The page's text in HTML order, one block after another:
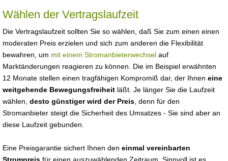
Wählen der Vertragslaufzeit
Die Vertragslaufzeit sollten Sie so wählen, daß Sie zum einen einen
moderaten Preis erzielen und sich zum anderen die Flexibilität
bewahren, um mit einem Stromanbieterwechsel auf
Marktänderungen reagieren zu können. Die im Beispiel erwähnten
12 Monate stellen einen tragfähigen Kompromiß dar, der Ihnen eine
weitgehende Bewegungsfreiheit läßt. Je länger Sie die Laufzeit
wählen, desto günstiger wird der Preis , denn für den
Stromanbieter steigt die Sicherheit des Umsatzes - Sie sind aber an
diese Laufzeit gebunden.
Eine Preisgarantie sichert Ihnen den einmal vereinbarten